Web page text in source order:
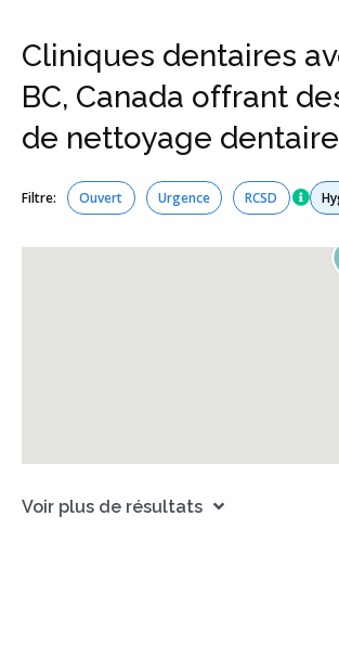
Cliniques dentaires
BC, Canada offrant
de nettoyage dentaire
Filtre: Ouvert Urgence RCSD
Voir plus de résultats